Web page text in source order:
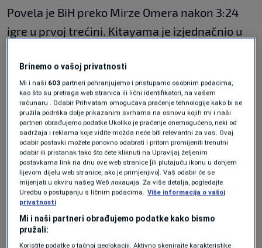
Povela je BiH preko Mirze Omera nakon 3:24
igre u prvoj trećini. Kitayama je izjednačnio u
U drugoj trećini nije bilo golova do zadnjih pet
minuta dionice. Isaksson je donio preokret
Tajlandu u na isteku 16. minute. Samo dvije
minute kasnije Nikko Gaković vratio je meč na
početak i poravanao rezultat za BiH.
Odlučujuću trećinu hokejaši Tajlanda otvorili su
odlučnije i koncentrisanije. Nakon šest minuta
vodili su 4:2 golovima
Suwachirata i Isakssona. Sve što su uspjeli iz
Brinemo o vašoj privatnosti
Mi i naši 603 partneri pohranjujemo i pristupamo osobnim podacima,
kao što su pretraga web stranica ili lični identifikatori, na vašem
računaru . Odabir Prihvatam omogućava praćenje tehnologije kako bi se
pružila podrška dolje prikazanim svrhama na osnovu kojih mi i naši
partneri obrađujemo podatke Ukoliko je praćenje onemogućeno, neki od
sadržaja i reklama koje vidite možda neće biti relevantni za vas. Ovaj
odabir postavki možete ponovno odabrati i pritom promijeniti trenutni
odabir ili pristanak tako što ćete kliknuti na Upravljaj željenim
postavkama link na dnu ove web stranice [ili plutajuću ikonu u donjem
lijevom dijelu web stranice, ako je primjenjivo]. Vaš odabir će se
mijenjati u okviru našeg Wеб локација. Za više detalja, pogledajte
Uredbu o postupanju s ličnim podacima. Više informacija o vašoj
privatnosti
Mi i naši partneri obrađujemo podatke kako bismo
pružali:
Koristite podatke o tačnoj geolokaciji. Aktivno skenirajte karakteristike